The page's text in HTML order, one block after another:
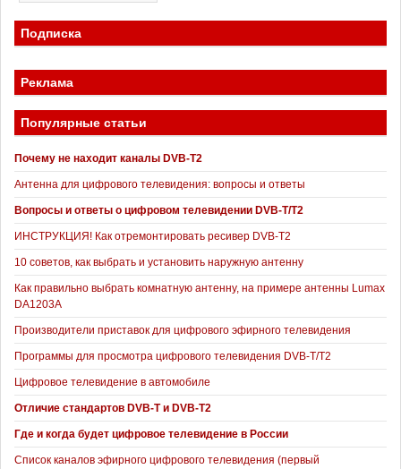
Подписка
Реклама
Популярные статьи
Почему не находит каналы DVB-T2
Антенна для цифрового телевидения: вопросы и ответы
Вопросы и ответы о цифровом телевидении DVB-T/T2
ИНСТРУКЦИЯ! Как отремонтировать ресивер DVB-T2
10 советов, как выбрать и установить наружную антенну
Как правильно выбрать комнатную антенну, на примере антенны Lumax
DA1203А
Производители приставок для цифрового эфирного телевидения
Программы для просмотра цифрового телевидения DVB-T/T2
Цифровое телевидение в автомобиле
Отличие стандартов DVB-T и DVB-T2
Где и когда будет цифровое телевидение в России
Список каналов эфирного цифрового телевидения (первый